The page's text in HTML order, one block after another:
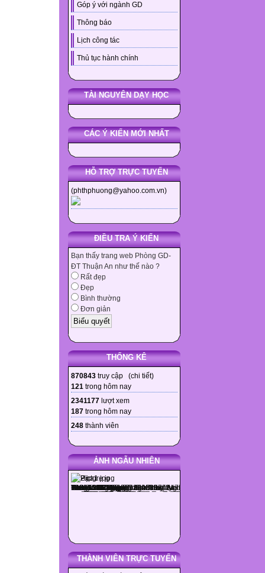
Góp ý với ngành GD
Thông báo
Lịch công tác
Thủ tục hành chính
TÀI NGUYÊN DẠY HỌC
CÁC Ý KIẾN MỚI NHẤT
HỖ TRỢ TRỰC TUYẾN
(phthphuong@yahoo.com.vn)
ĐIỀU TRA Ý KIẾN
Bạn thấy trang web Phòng GD-
ĐT Thuận An như thế nào ?
Rất đẹp
Đẹp
Bình thường
Đơn giản
THỐNG KÊ
870843 truy cập (chi tiết)
121 trong hôm nay
2341177 lượt xem
187 trong hôm nay
248 thành viên
ẢNH NGẪU NHIÊN
THÀNH VIÊN TRỰC TUYẾN